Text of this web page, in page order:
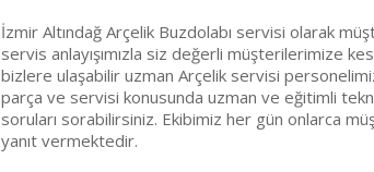
İzmir Altındağ Arçelik Buzdolabı servisi olarak
servis anlayışımızla siz değerli müşterilerimize
bizlere ulaşabilir uzman Arçelik servisi
parça ve servisi konusunda uzman ve eğitimli
soruları sorabilirsiniz. Ekibimiz her gün onlarca
yanıt vermektedir.